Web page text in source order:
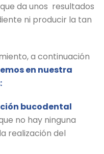
da unos resultados
ni producir la tan
a continuación
en nuestra
bucodental
no hay ninguna
realización del